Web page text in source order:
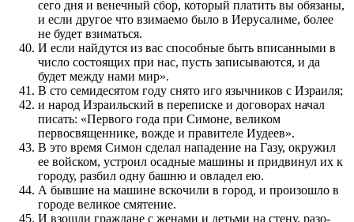
сего дня и венечный сбор, который платить вы обязаны,
и если другое что взимаемо было в Иерусалиме, более
не будет взиматься.
И если найдут­ся из вас способные быть вписан­ными в
число состоящих при нас, пусть записывают­ся, и да
будет между нами мир».
В сто семидесятом году снято иго язычников с Израиля;
и народ Израиль­ский в пере­писке и договорах начал
писать: «Первого года при Симоне, великом
первосвящен­нике, вожде и правителе Иудеев».
В это время Симон сделал нападе­ние на Газу, окружил
ее войском, устро­ил осадные машины и при­двинул их к
городу, раз­бил одну башню и овладел ею.
А быв­шие на машине вскочили в город, и про­изошло в
городе великое смяте­ние.
И взошли граждане с женами и детьми на стену, разо­